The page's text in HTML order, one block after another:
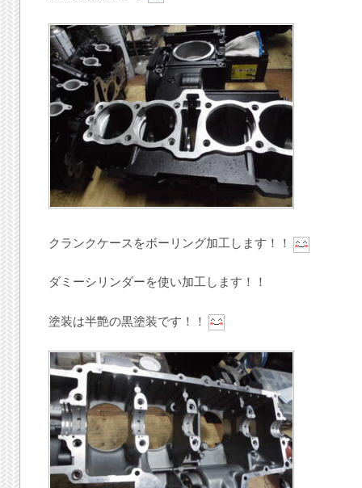
クランクケースをボーリング加工します！！
ダミーシリンダーを使い加工します！！
塗装は半艶の黒塗装です！！